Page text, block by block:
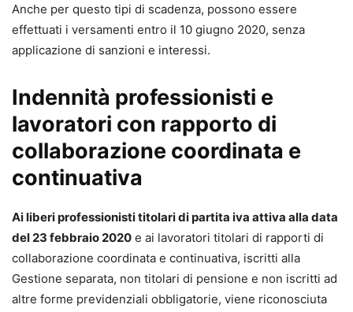
Anche per questo tipi di scadenza, possono essere
effettuati i versamenti entro il 10 giugno 2020, senza
applicazione di sanzioni e interessi.
Indennità professionisti e
lavoratori con rapporto di
collaborazione coordinata e
continuativa
Ai liberi professionisti titolari di partita iva attiva alla data
del 23 febbraio 2020 e ai lavoratori titolari di rapporti di
collaborazione coordinata e continuativa, iscritti alla
Gestione separata, non titolari di pensione e non iscritti ad
altre forme previdenziali obbligatorie, viene riconosciuta